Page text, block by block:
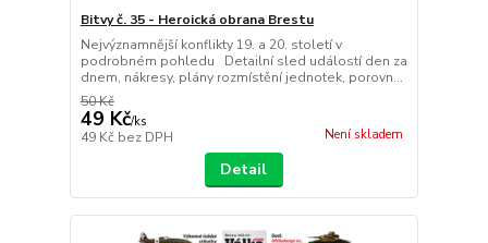
Bitvy č. 35 - Heroická obrana Brestu
Nejvýznamnější konflikty 19. a 20. století v
podrobném pohledu Detailní sled událostí den za
dnem, nákresy, plány rozmístění jednotek, porovn...
50 Kč
49 Kč/ks
49 Kč bez DPH Není skladem
Detail